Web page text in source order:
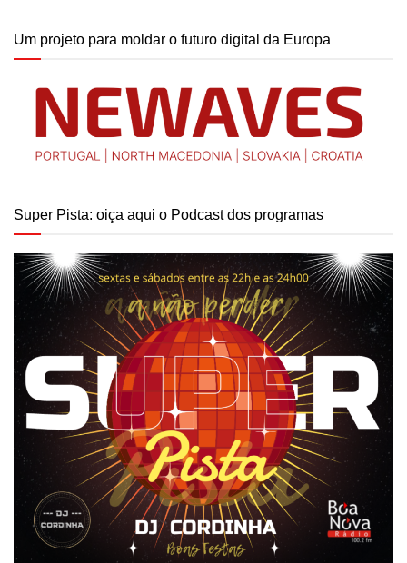
Um projeto para moldar o futuro digital da Europa
Super Pista: oiça aqui o Podcast dos programas